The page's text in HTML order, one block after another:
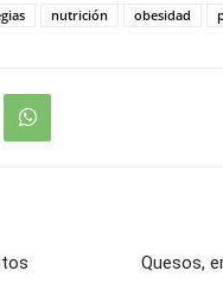
nutrición obesidad
Quesos,